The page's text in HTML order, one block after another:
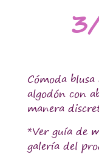
Cómoda
algodón con
manera
*Ver guía de
galería del